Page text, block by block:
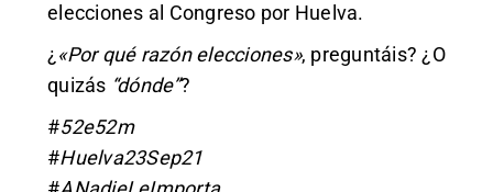
elecciones al Congreso por Huelva.
¿ «Por qué razón elecciones», preguntáis? ¿O
quizás “dónde”?
#52e52m
#Huelva23Sep21